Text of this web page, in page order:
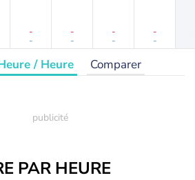
-
-
-
-
-
-
-
-
/ Heure Comparer
PAR HEURE